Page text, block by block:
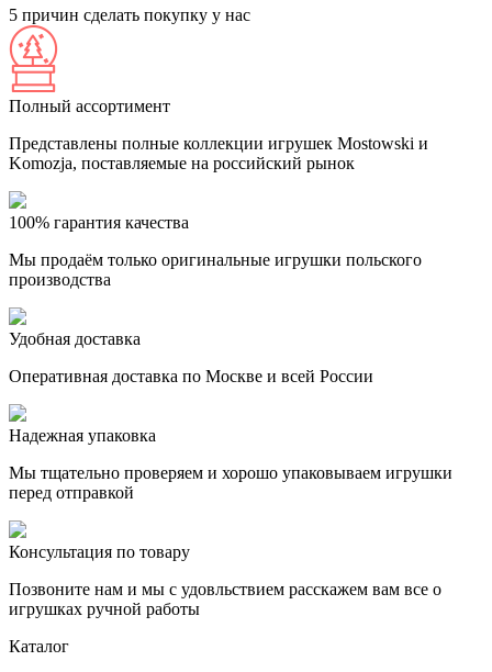
5 причин сделать покупку у нас
Полный ассортимент
Представлены полные коллекции игрушек Mostowski и
Komozja, поставляемые на российский рынок
100% гарантия качества
Мы продаём только оригинальные игрушки польского
производства
Удобная доставка
Оперативная доставка по Москве и всей России
Надежная упаковка
Мы тщательно проверяем и хорошо упаковываем игрушки
перед отправкой
Консультация по товару
Позвоните нам и мы с удовльствием расскажем вам все о
игрушках ручной работы
Каталог